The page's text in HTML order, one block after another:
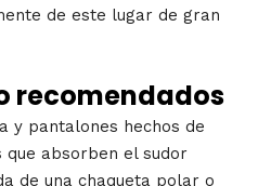
de este lugar de gran
recomendados
y pantalones hechos de
absorben el sudor
de una chaqueta polar o